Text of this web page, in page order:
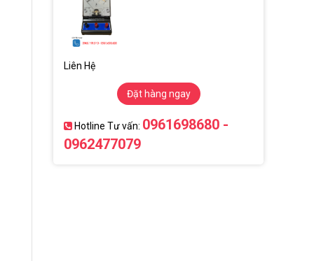
Liên Hệ
Đặt hàng ngay
Hotline Tư vấn: 0961698680 -
0962477079